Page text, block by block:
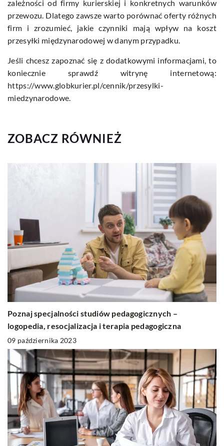
zależności od firmy kurierskiej i konkretnych warunków
przewozu. Dlatego zawsze warto porównać oferty różnych
firm i zrozumieć, jakie czynniki mają wpływ na koszt
przesyłki międzynarodowej w danym przypadku.
Jeśli chcesz zapoznać się z dodatkowymi informacjami, to
koniecznie sprawdź witrynę internetową:
https://www.globkurier.pl/cennik/przesylki-
miedzynarodowe.
ZOBACZ RÓWNIEŻ
Poznaj specjalności studiów pedagogicznych –
logopedia, resocjalizacja i terapia pedagogiczna
09 października 2023